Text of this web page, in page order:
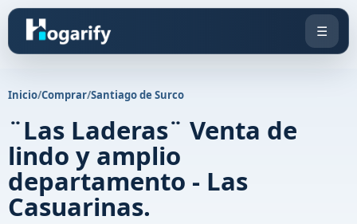
☰
Inicio/Comprar/Santiago de Surco
¨Las Laderas¨ Venta de
lindo y amplio
departamento - Las
Casuarinas.